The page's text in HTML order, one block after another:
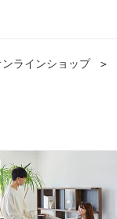
ンラインショップ ＞